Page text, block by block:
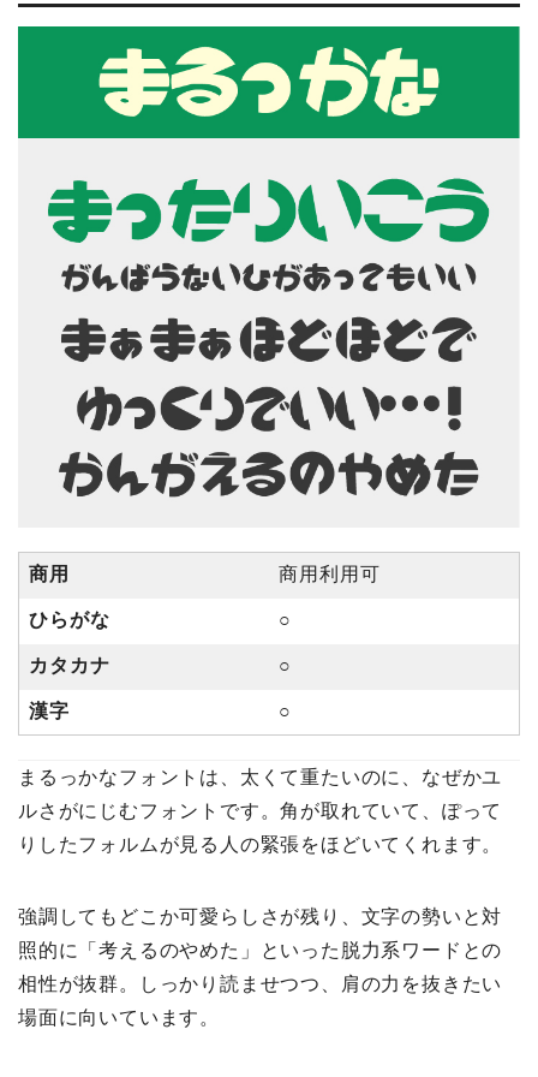
商用 商用利用可
ひらがな ○
カタカナ ○
漢字 ○
まるっかなフォントは、太くて重たいのに、なぜかユ
ルさがにじむフォントです。角が取れていて、ぽって
りしたフォルムが見る人の緊張をほどいてくれます。
強調してもどこか可愛らしさが残り、文字の勢いと対
照的に「考えるのやめた」といった脱力系ワードとの
相性が抜群。しっかり読ませつつ、肩の力を抜きたい
場面に向いています。